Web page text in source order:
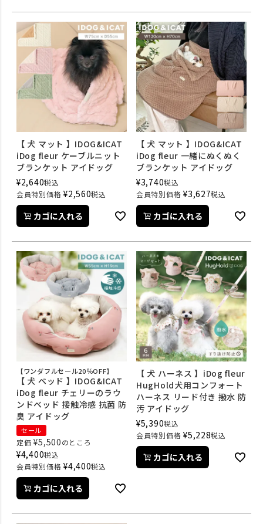
【 犬 マット 】IDOG&ICAT
iDog fleur ケーブルニット
ブランケット アイドッグ
¥2,640税込
会員特別価格 ¥2,560税込
カゴに入れる
【 犬 マット 】IDOG&ICAT
iDog fleur 一緒にぬくぬく
ブランケット アイドッグ
¥3,740税込
会員特別価格 ¥3,627税込
カゴに入れる
【ワンダフルセール20％OFF】
【 犬 ベッド 】IDOG&ICAT
iDog fleur チェリーのラウ
ンドベッド 接触冷感 抗菌 防
臭 アイドッグ
セール
定価 ¥5,500のところ
¥4,400税込
会員特別価格 ¥4,400税込
カゴに入れる
【 犬 ハーネス 】iDog fleur
HugHold犬用コンフォート
ハーネス リード付き 撥水 防
汚 アイドッグ
¥5,390税込
会員特別価格 ¥5,228税込
カゴに入れる